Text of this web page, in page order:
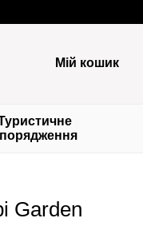
Мій кошик
Garden